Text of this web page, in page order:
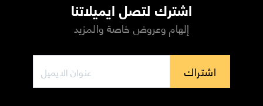
اشترك لتصل ايميلاتنا
إلهام وعروض خاصة والمزيد
اشتراك